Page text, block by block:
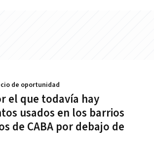
el que todavía hay
usados en los barrios
de CABA por debajo de
de oportunidad